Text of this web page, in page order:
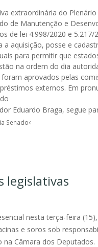
Eduardo Braga, segue
Senado‹
legislativas
nesta terça-feira
e soros sob
na Câmara dos Deputados.